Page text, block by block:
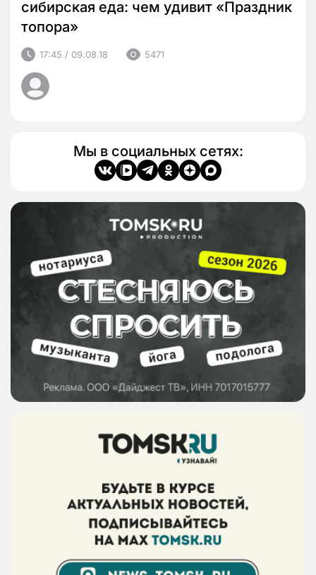
сибирская еда: чем удивит «Праздник
топора»
17:45 / 09.08.18 5471
Мы в социальных сетях: